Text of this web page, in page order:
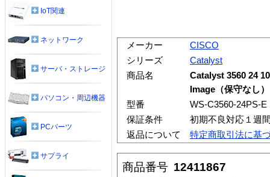
メーカー
CISCO
シリーズ
Catalyst
商品名
Catalyst 3560 24
Image（保守なし）
型番
WS-C3560-24PS-E
保証条件
初期不良対応１週
返品について
特定商取引法に基
商品番号 12411867
IoT関連
ネットワーク
サーバ・ストレージ
パソコン・周辺機器
PCパーツ
サプライ